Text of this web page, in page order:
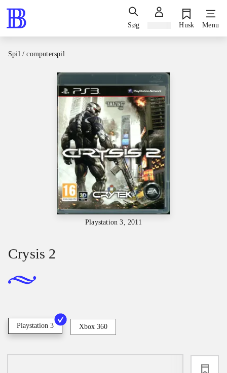
Søg Husk Menu
Spil / computerspil
Playstation 3, 2011
Crysis 2
Playstation 3 Xbox 360